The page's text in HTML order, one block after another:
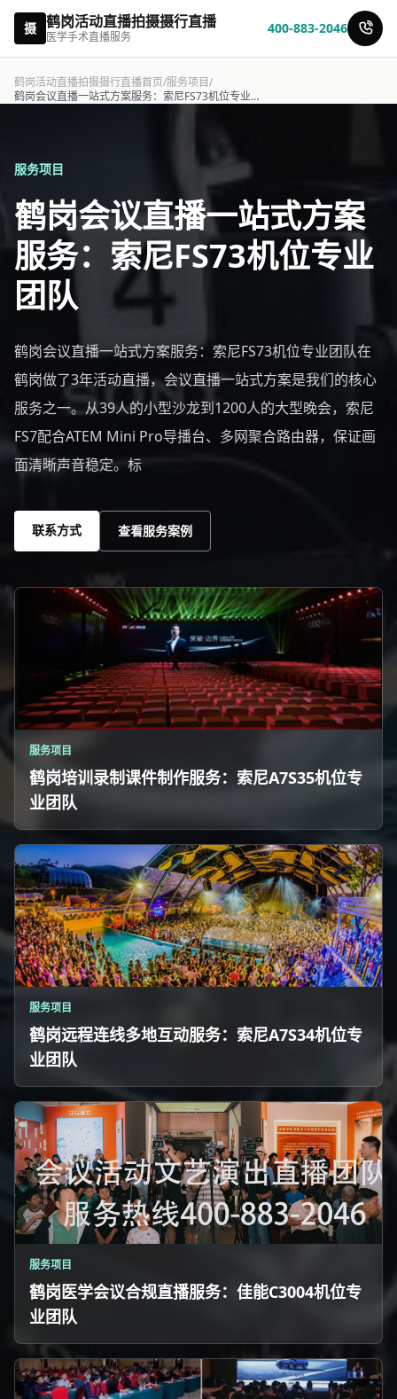
摄 鹤岗活动直播拍摄摄行直播
医学手术直播服务
400-883-2046
鹤岗活动直播拍摄摄行直播首页/服务项目/
鹤岗会议直播一站式方案服务：索尼FS73机位专业团队-摄行直播
服务项目
鹤岗会议直播一站式方案
服务：索尼FS73机位专业
团队
鹤岗会议直播一站式方案服务：索尼FS73机位专业团队在
鹤岗做了3年活动直播，会议直播一站式方案是我们的核心
服务之一。从39人的小型沙龙到1200人的大型晚会，索尼
FS7配合ATEM Mini Pro导播台、多网聚合路由器，保证画
面清晰声音稳定。标
联系方式 查看服务案例
服务项目
鹤岗培训录制课件制作服务：索尼A7S35机位专
业团队
服务项目
鹤岗远程连线多地互动服务：索尼A7S34机位专
业团队
服务项目
鹤岗医学会议合规直播服务：佳能C3004机位专
业团队